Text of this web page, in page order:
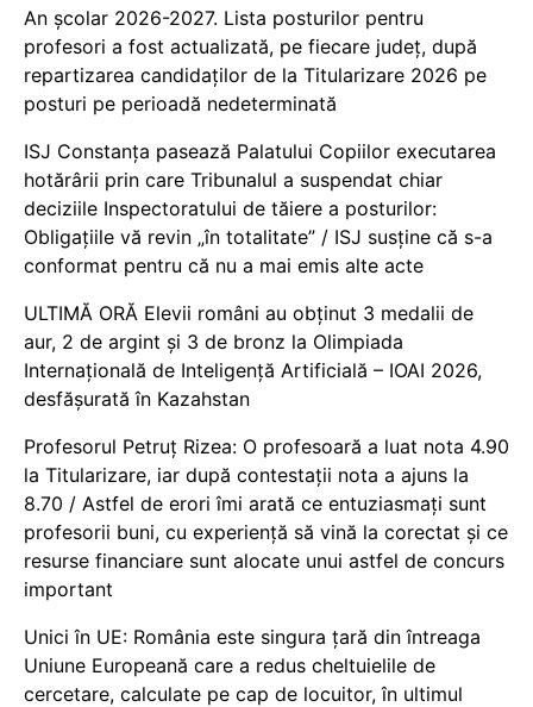
An școlar 2026-2027. Lista posturilor pentru
profesori a fost actualizată, pe fiecare județ, după
repartizarea candidaților de la Titularizare 2026 pe
posturi pe perioadă nedeterminată
ISJ Constanța pasează Palatului Copiilor executarea
hotărârii prin care Tribunalul a suspendat chiar
deciziile Inspectoratului de tăiere a posturilor:
Obligațiile vă revin „în totalitate” / ISJ susține că s-a
conformat pentru că nu a mai emis alte acte
ULTIMĂ ORĂ Elevii români au obținut 3 medalii de
aur, 2 de argint și 3 de bronz la Olimpiada
Internațională de Inteligență Artificială – IOAI 2026,
desfășurată în Kazahstan
Profesorul Petruț Rizea: O profesoară a luat nota 4.90
la Titularizare, iar după contestații nota a ajuns la
8.70 / Astfel de erori îmi arată ce entuziasmați sunt
profesorii buni, cu experiență să vină la corectat și ce
resurse financiare sunt alocate unui astfel de concurs
important
Unici în UE: România este singura țară din întreaga
Uniune Europeană care a redus cheltuielile de
cercetare, calculate pe cap de locuitor, în ultimul